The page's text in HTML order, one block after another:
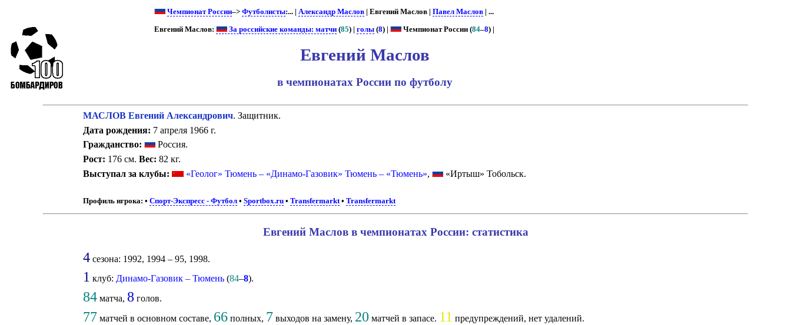
Чемпионат России–> Футболисты:... | Александр Маслов| Евгений Маслов | Павел Маслов| ...
Евгений Маслов: За российские команды: матчи(85) | голы(8) | Чемпионат России (84–8) |
Евгений Маслов
в чемпионатах России по футболу
МАСЛОВ Евгений Александрович. Защитник.
Дата рождения: 7 апреля 1966 г.
Гражданство:
Россия.
Рост: 176 см. Вес: 82 кг.
Выступал за клубы:
«Геолог» Тюмень – «Динамо-Газовик» Тюмень – «Тюмень», «Иртыш» Тобольск.
Профиль игрока: • Спорт-Экспресс - Футбол• Sportbox.ru• Transfermarkt• Transfermarkt
Евгений Маслов в чемпионатах России: статистика
4сезона: 1992, 1994 – 95, 1998.
1 клуб: Динамо-Газовик – Тюмень(84–8).
84матча, 8 голов.
77 матчей в основном составе, 66полных, 7 выходов на замену, 20 матчей в запасе. 11 предупреждений, нет удалений.